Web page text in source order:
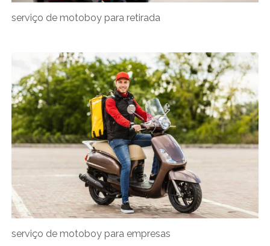
serviço de motoboy para retirada
serviço de motoboy para empresas